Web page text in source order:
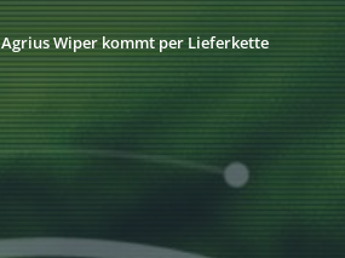
Wiper kommt per Lieferkette